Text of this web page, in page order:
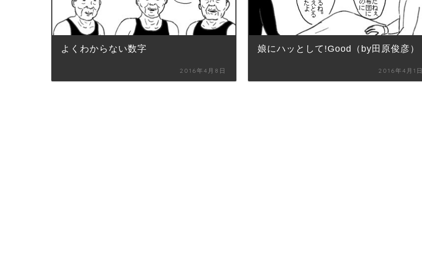
よくわからない数字
2016年4月8日
娘にハッとして!Good（by田原俊彦）
2016年4月1日